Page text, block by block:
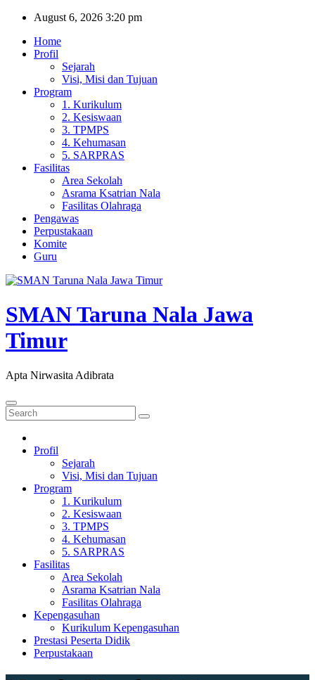
Skip
content
August 6, 2026 3:20 pm
Home
Profil
Sejarah
Visi, Misi dan Tujuan
Program
1. Kurikulum
2. Kesiswaan
3. TPMPS
4. Kehumasan
5. SARPRAS
Fasilitas
Area Sekolah
Asrama Ksatrian Nala
Fasilitas Olahraga
Pengawas
Perpustakaan
Komite
Guru
SMAN Taruna Nala Jawa
Timur
Apta Nirwasita Adibrata
Profil
Sejarah
Visi, Misi dan Tujuan
Program
1. Kurikulum
2. Kesiswaan
3. TPMPS
4. Kehumasan
5. SARPRAS
Fasilitas
Area Sekolah
Asrama Ksatrian Nala
Fasilitas Olahraga
Kepengasuhan
Kurikulum Kepengasuhan
Prestasi Peserta Didik
Perpustakaan